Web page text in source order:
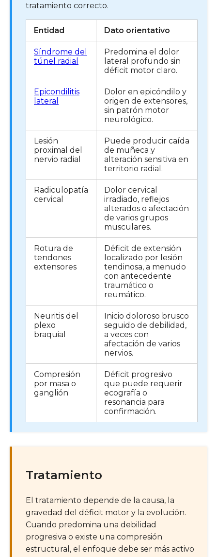
tratamiento correcto.
Entidad Dato orientativo
Síndrome del
túnel radial
Predomina el dolor
lateral profundo sin
déficit motor claro.
Epicondilitis
lateral
Dolor en epicóndilo y
origen de extensores,
sin patrón motor
neurológico.
Lesión
proximal del
nervio radial
Puede producir caída
de muñeca y
alteración sensitiva en
territorio radial.
Radiculopatía
cervical
Dolor cervical
irradiado, reflejos
alterados o afectación
de varios grupos
musculares.
Rotura de
tendones
extensores
Déficit de extensión
localizado por lesión
tendinosa, a menudo
con antecedente
traumático o
reumático.
Neuritis del
plexo
braquial
Inicio doloroso brusco
seguido de debilidad,
a veces con
afectación de varios
nervios.
Compresión
por masa o
ganglión
Déficit progresivo
que puede requerir
ecografía o
resonancia para
confirmación.
Tratamiento
El tratamiento depende de la causa, la
gravedad del déficit motor y la evolución.
Cuando predomina una debilidad
progresiva o existe una compresión
estructural, el enfoque debe ser más activo